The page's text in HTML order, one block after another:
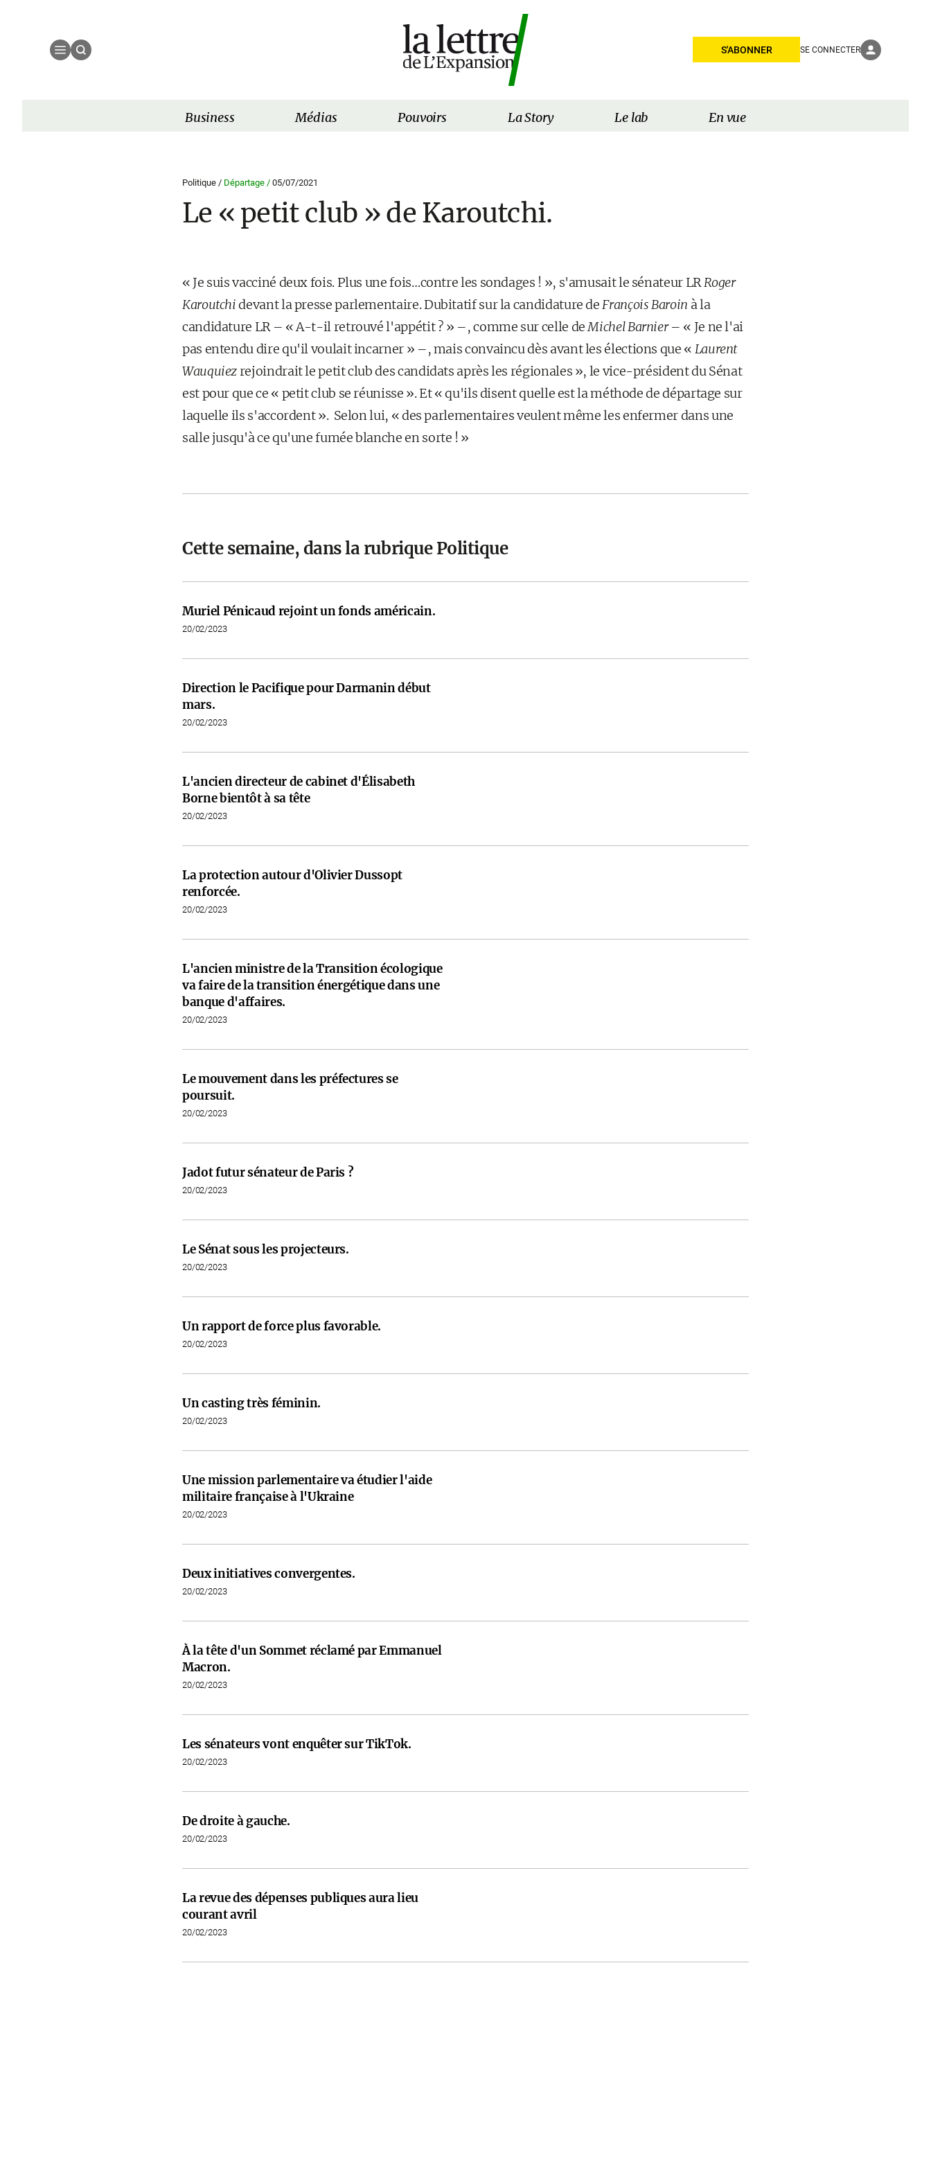
S'ABONNER SE CONNECTER
Business Médias Pouvoirs La Story Le lab En vue
Politique / Départage / 05/07/2021
Le « petit club » de Karoutchi.
« Je suis vacciné deux fois. Plus une fois…contre les sondages ! », s'amusait le sénateur LRRoger
Karoutchidevant la presse parlementaire. Dubitatif sur la candidature deFrançois Baroin à la
candidature LR – « A-t-il retrouvé l'appétit ? » –, comme sur celle deMichel Barnier– « Je ne l'ai
pas entendu dire qu'il voulait incarner » –, mais convaincu dès avant les élections que « Laurent
Wauquiezrejoindrait le petit club des candidats après les régionales », le vice-président du Sénat
est pour que ce « petit club se réunisse ». Et « qu'ils disent quelle est la méthode de départage sur
laquelle ils s'accordent ». Selon lui, « des parlementaires veulent même les enfermer dans une
salle jusqu'à ce qu'une fumée blanche en sorte ! »
Cette semaine, dans la rubrique Politique
Muriel Pénicaud rejoint un fonds américain.
20/02/2023
Direction le Pacifique pour Darmanin début
mars.
20/02/2023
L'ancien directeur de cabinet d'Élisabeth
Borne bientôt à sa tête
20/02/2023
La protection autour d'Olivier Dussopt
renforcée.
20/02/2023
L'ancien ministre de la Transition écologique
va faire de la transition énergétique dans une
banque d'affaires.
20/02/2023
Le mouvement dans les préfectures se
poursuit.
20/02/2023
Jadot futur sénateur de Paris ?
20/02/2023
Le Sénat sous les projecteurs.
20/02/2023
Un rapport de force plus favorable.
20/02/2023
Un casting très féminin.
20/02/2023
Une mission parlementaire va étudier l'aide
militaire française à l'Ukraine
20/02/2023
Deux initiatives convergentes.
20/02/2023
À la tête d'un Sommet réclamé par Emmanuel
Macron.
20/02/2023
Les sénateurs vont enquêter sur TikTok.
20/02/2023
De droite à gauche.
20/02/2023
La revue des dépenses publiques aura lieu
courant avril
20/02/2023